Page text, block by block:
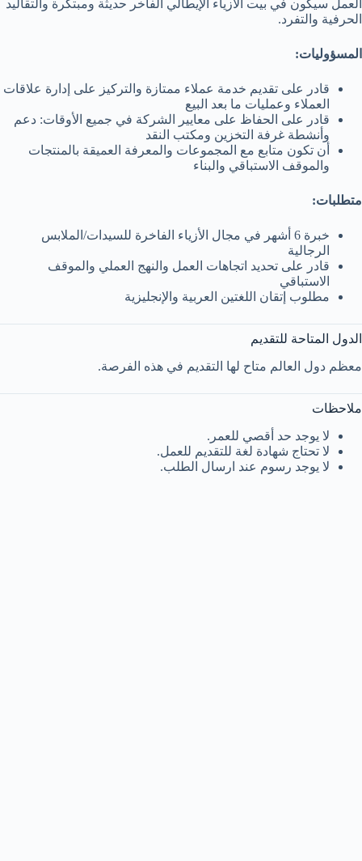
العمل سيكون في بيت الأزياء الإيطالي الفاخر حديثة ومبتكرة والتقاليد
الحرفية والتفرد.
المسؤوليات:
قادر على تقديم خدمة عملاء ممتازة والتركيز على إدارة علاقات
العملاء وعمليات ما بعد البيع
قادر على الحفاظ على معايير الشركة في جميع الأوقات: دعم
وأنشطة غرفة التخزين ومكتب النقد
أن تكون متابع مع المجموعات والمعرفة العميقة بالمنتجات
والموقف الاستباقي والبناء
متطلبات:
خبرة 6 أشهر في مجال الأزياء الفاخرة للسيدات/الملابس
الرجالية
قادر على تحديد اتجاهات العمل والنهج العملي والموقف
الاستباقي
مطلوب إتقان اللغتين العربية والإنجليزية
الدول المتاحة للتقديم
معظم دول العالم متاح لها التقديم في هذه الفرصة.
ملاحظات
لا يوجد حد أقصي للعمر.
لا تحتاج شهادة لغة للتقديم للعمل.
لا يوجد رسوم عند ارسال الطلب.